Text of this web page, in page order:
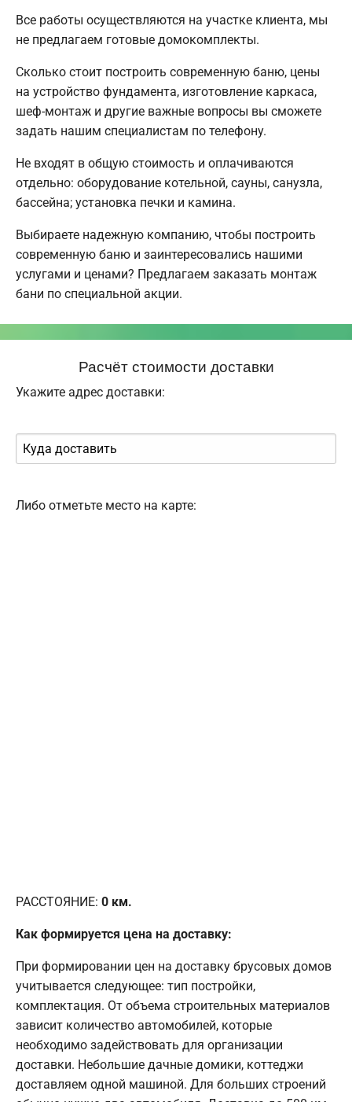
Все работы осуществляются на участке клиента, мы
не предлагаем готовые домокомплекты.
Сколько стоит построить современную баню, цены
на устройство фундамента, изготовление каркаса,
шеф-монтаж и другие важные вопросы вы сможете
задать нашим специалистам по телефону.
Не входят в общую стоимость и оплачиваются
отдельно: оборудование котельной, сауны, санузла,
бассейна; установка печки и камина.
Выбираете надежную компанию, чтобы построить
современную баню и заинтересовались нашими
услугами и ценами? Предлагаем заказать монтаж
бани по специальной акции.
Расчёт стоимости доставки
Укажите адрес доставки:
Либо отметьте место на карте:
РАССТОЯНИЕ: 0 км.
Как формируется цена на доставку:
При формировании цен на доставку брусовых домов
учитывается следующее: тип постройки,
комплектация. От объема строительных материалов
зависит количество автомобилей, которые
необходимо задействовать для организации
доставки. Небольшие дачные домики, коттеджи
доставляем одной машиной. Для больших строений